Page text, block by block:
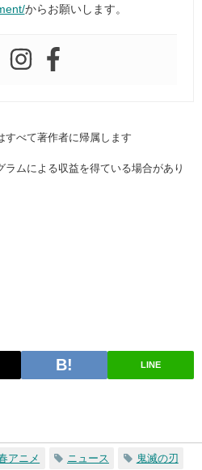
からお願いします。
べて著作者に帰属します
ムによる収益を得ている場合があり
LINE
アニメ ニュース 鬼滅の刃